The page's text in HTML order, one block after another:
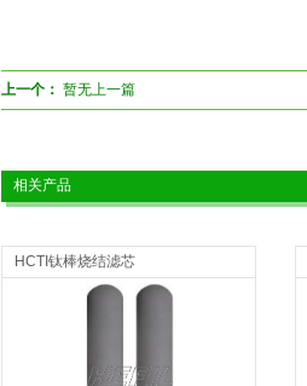
上一个： 暂无上一篇
相关产品
HCTI钛棒烧结滤芯